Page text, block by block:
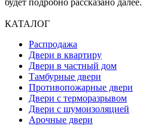
будет подробно рассказано далее.
КАТАЛОГ
Распродажа
Двери в квартиру
Двери в частный дом
Тамбурные двери
Противопожарные двери
Двери с терморазрывом
Двери с шумоизоляцией
Арочные двери